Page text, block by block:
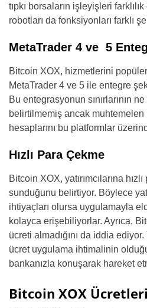
tıpkı borsaların işleyişleri
robotları da fonksiyonları farklı
MetaTrader 4 ve 5
Bitcoin XOX, hizmetlerini popüler
MetaTrader 4 ve 5 ile entegre
Bu entegrasyonun sınırlarının
belirtilmemiş ancak muhtemelen
hesaplarını bu platformlar
Hızlı Para Çekme
Bitcoin XOX, yatırımcılarına
sunduğunu belirtiyor. Böylece
ihtiyaçları olursa uygulamayla
kolayca erişebiliyorlar. Ayrıca,
ücreti almadığını da iddia
ücret uygulama ihtimalinin
bankanızla konuşarak hareket
Bitcoin XOX Ücretleri